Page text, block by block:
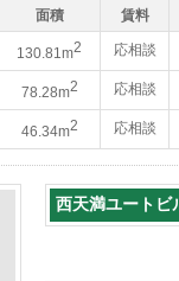
面積 賃料
130.81m2 応相談
78.28m2 応相談
46.34m2 応相談
西天満ユートビ